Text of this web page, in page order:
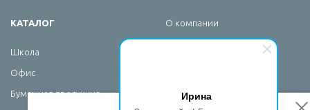
Ирина
КАТАЛОГ
Школа
Офис
Бумажная продукция
О компании